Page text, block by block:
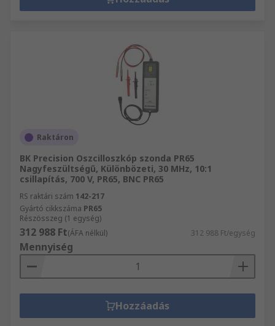
Raktáron
BK Precision Oszcilloszkóp szonda PR65
Nagyfeszültségű, Különbözeti, 30 MHz, 10:1
csillapítás, 700 V, PR65, BNC PR65
RS raktári szám 142-217
Gyártó cikkszáma PR65
Részösszeg (1 egység)
312 988 Ft(ÁFA nélkül) 312 988 Ft/egység
Mennyiség
Hozzáadás